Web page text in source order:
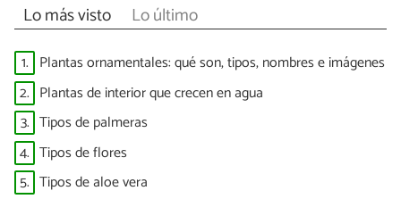
Lo más visto Lo último
1. Plantas ornamentales: qué son, tipos, nombres e imágenes
2. Plantas de interior que crecen en agua
3. Tipos de palmeras
4. Tipos de flores
5. Tipos de aloe vera